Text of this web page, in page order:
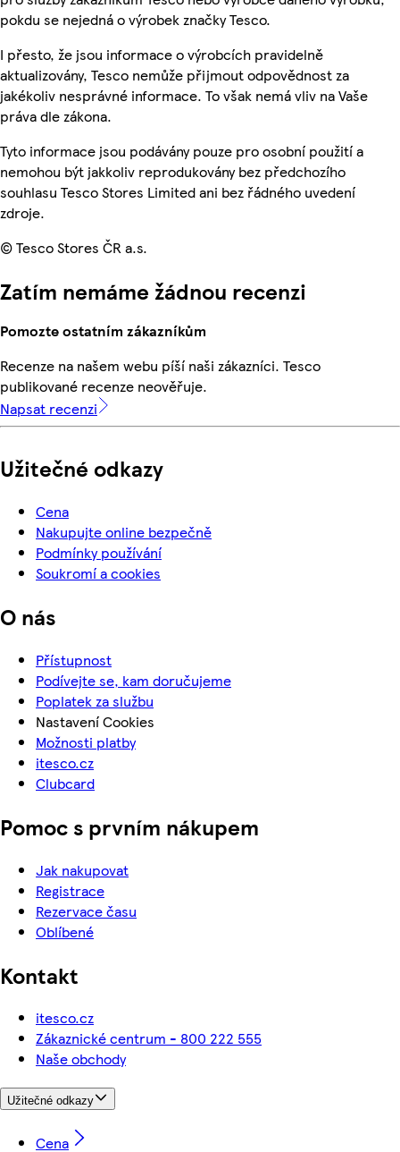
pokdu se nejedná o výrobek značky Tesco.
I přesto, že jsou informace o výrobcích pravidelně
aktualizovány, Tesco nemůže přijmout odpovědnost za
jakékoliv nesprávné informace. To však nemá vliv na Vaše
práva dle zákona.
Tyto informace jsou podávány pouze pro osobní použití a
nemohou být jakkoliv reprodukovány bez předchozího
souhlasu Tesco Stores Limited ani bez řádného uvedení
zdroje.
© Tesco Stores ČR a.s.
Zatím nemáme žádnou recenzi
Pomozte ostatním zákazníkům
Recenze na našem webu píší naši zákazníci. Tesco
publikované recenze neověřuje.
Napsat recenzi
Užitečné odkazy
Cena
Nakupujte online bezpečně
Podmínky používání
Soukromí a cookies
O nás
Přístupnost
Podívejte se, kam doručujeme
Poplatek za službu
Nastavení Cookies
Možnosti platby
itesco.cz
Clubcard
Pomoc s prvním nákupem
Jak nakupovat
Registrace
Rezervace času
Oblíbené
Kontakt
itesco.cz
Zákaznické centrum - 800 222 555
Naše obchody
Užitečné odkazy
Cena